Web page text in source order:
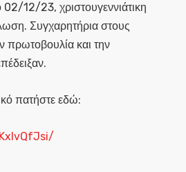
02/12/23, χριστουγεννιάτικη
Συγχαρητήρια στους
πρωτοβουλία και την
πατήστε εδώ: